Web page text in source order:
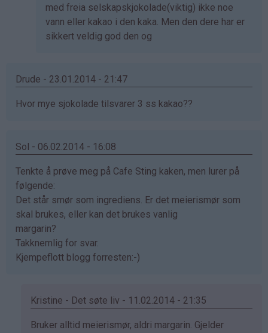
(ikke
bekreftet)
med freia selskapskjokolade(viktig) ikke noe
vann eller kakao i den kaka. Men den dere har er
sikkert veldig god den og
Drude - 23.01.2014 - 21:47
Hvor mye sjokolade tilsvarer 3 ss kakao??
Sol - 06.02.2014 - 16:08
Tenkte å prøve meg på Cafe Sting kaken, men lurer på
følgende:
Det står smør som ingrediens. Er det meierismør som
skal brukes, eller kan det brukes vanlig
margarin?
Takknemlig for svar.
Kjempeflott blogg forresten:-)
Kristine - Det søte liv - 11.02.2014 - 21:35
Som
Bruker alltid meierismør, aldri margarin. Gjelder